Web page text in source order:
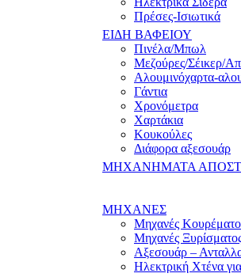
Πρέσες-Ισιωτικά
ΕΙΔΗ ΒΑΦΕΙΟΥ
Πινέλα/Μπωλ
Μεζούρες/Σέικερ/
Αλουμινόχαρτα-
Γάντια
Χρονόμετρα
Χαρτάκια
Κουκούλες
Διάφορα αξεσουάρ
ΜΗΧΑΝΗΜΑΤΑ
ΜΗΧΑΝΕΣ
Μηχανές
Μηχανές
Αξεσουάρ –
Ηλεκτρική Χτένα